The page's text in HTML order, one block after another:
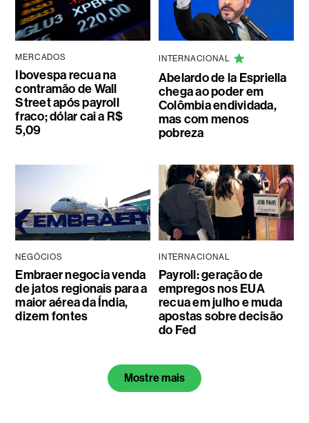
MERCADOS
Ibovespa recua na
contramão de Wall
Street após payroll
fraco; dólar cai a R$
5,09
INTERNACIONAL
Abelardo de la Espriella
chega ao poder em
Colômbia endividada,
mas com menos
pobreza
NEGÓCIOS
Embraer negocia venda
de jatos regionais para a
maior aérea da Índia,
dizem fontes
INTERNACIONAL
Payroll: geração de
empregos nos EUA
recua em julho e muda
apostas sobre decisão
do Fed
Mostre mais